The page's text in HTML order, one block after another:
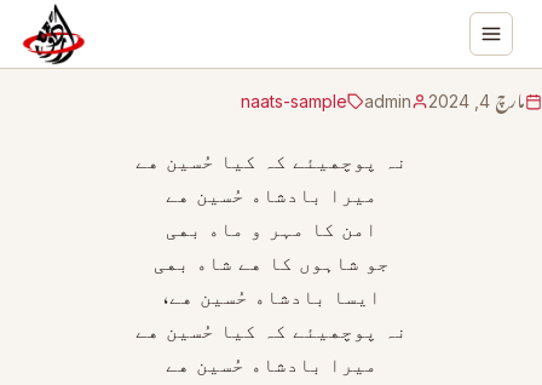
مارچ 4, 2024 admin
naats-sample
ﻧﮧ ﭘﻮﭼﮭﯿﺌﮯ ﮐﮧ ﮐﯿﺎ ﺣُﺴــــــﯿﻦ ﮬﮯ
ﻣﯿﺮﺍ ﺑﺎﺩﺷﺎﮦ ﺣُﺴــــــﯿﻦ ﮬﮯ
ﺍﻣﻦ ﮐﺎ ﻣﮩﺮ ﻭ ﻣﺎﮦ ﺑﮭﯽ
ﺟﻮ ﺷﺎﮨﻮﮞ ﮐﺎ ﮬﮯ ﺷــﺎﮦ ﺑﮭﯽ
ﺍﯾﺴﺎ ﺑﺎﺩﺷﺎﮦ ﺣُﺴــــــﯿﻦ ﮬﮯ،
ﻧﮧ ﭘﻮﭼﮭﯿﺌﮯ ﮐﮧ ﮐﯿﺎ ﺣُﺴــــــﯿﻦ ﮬﮯ
ﻣﯿﺮﺍ ﺑﺎﺩﺷﺎﮦ ﺣُﺴــــــﯿﻦ ﮬﮯ